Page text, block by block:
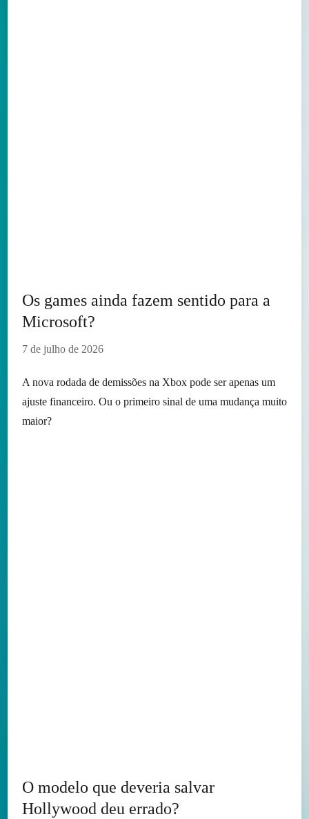
Os games ainda fazem sentido para a
Microsoft?
7 de julho de 2026
A nova rodada de demissões na Xbox pode ser apenas um
ajuste financeiro. Ou o primeiro sinal de uma mudança muito
maior?
O modelo que deveria salvar
Hollywood deu errado?